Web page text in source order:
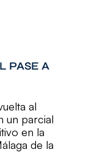
PASE A
al
un parcial
en la
de la